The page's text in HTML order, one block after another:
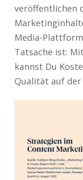
veröffentlichen
Media-
Tatsache ist:
kannst Du
Qualität auf